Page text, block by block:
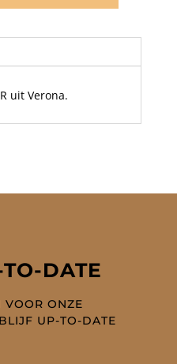
uit Verona.
DATE
VOOR ONZE
UP-TO-DATE